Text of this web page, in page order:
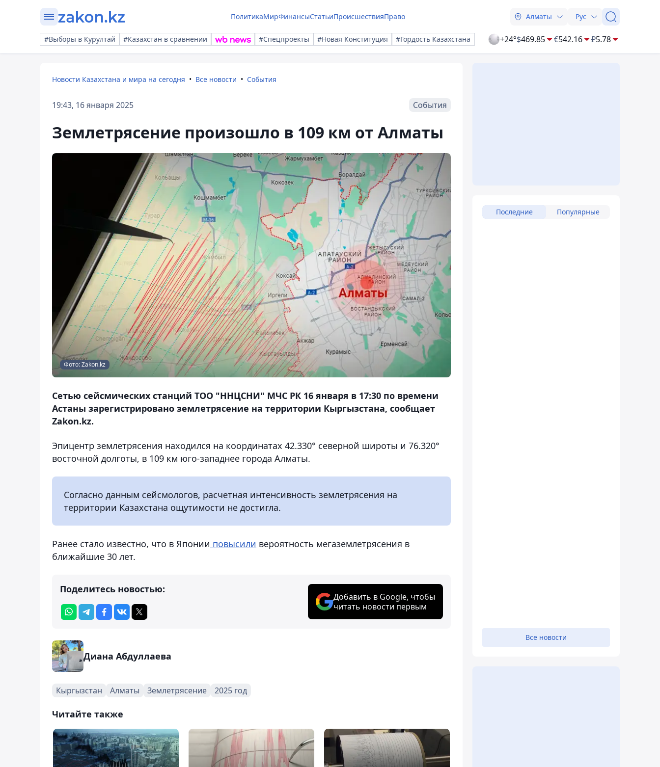
ПолитикаМирФинансыСтатьиПроисшествияПраво Алматы Рус
#Выборы в Курултай #Казахстан в сравнении #Спецпроекты #Новая Конституция #Гордость Казахстана +24°$469.85 €542.16 ₽5.78
Новости Казахстана и мира на сегодня Все новости События
19:43, 16 января 2025 События
Землетрясение произошло в 109 км от Алматы
Фото: Zakon.kz
Сетью сейсмических станций ТОО "ННЦСНИ" МЧС РК 16 января в 17:30 по времени
Астаны зарегистрировано землетрясение на территории Кыргызстана, сообщает
Zakon.kz.
Эпицентр землетрясения находился на координатах 42.330° северной широты и 76.320°
восточной долготы, в 109 км юго-западнее города Алматы.
Согласно данным сейсмологов, расчетная интенсивность землетрясения на
территории Казахстана ощутимости не достигла.
Ранее стало известно, что в Японии повысили вероятность мегаземлетрясения в
ближайшие 30 лет.
Поделитесь новостью:
Добавить в Google, чтобы
читать новости первым
Диана Абдуллаева
Кыргызстан Алматы Землетрясение 2025 год
Читайте также
Последние Популярные
Все новости